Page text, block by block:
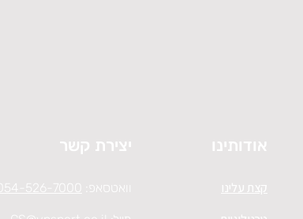
אודותינו
קצת עלינו
יצירת קשר
וואטסאפ: 054-526-7000